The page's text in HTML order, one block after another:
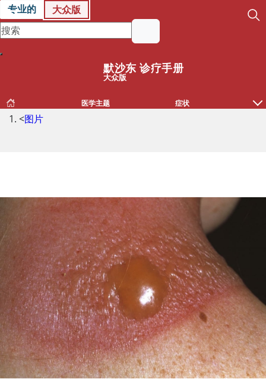
专业的 大众版
默沙东 诊疗手册
大众版
医学主题 症状
<图片